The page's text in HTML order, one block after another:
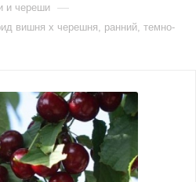
и череши —
вишня х черешня, ранний, темно-